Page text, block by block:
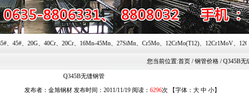
20G、40Cr、20Cr、16Mn-45Mn、27SiMn、Cr5Mo、12CrMo(T12)、12Cr1MoV、
您当前位置:首页 / 钢管价格 / Q345B无
Q345B无缝钢管
发布者：金旭钢材 发布时间：2011/11/19 阅读： 6296次 【字体： 大 中 小】